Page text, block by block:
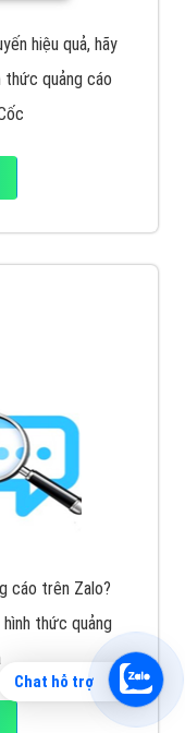
Chat hỗ trợ
hiệu quả, hãy
thức quảng cáo
cáo trên Zalo?
thức quảng